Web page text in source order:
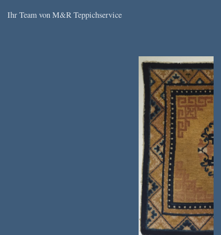
Ihr Team von M&R Teppichservice